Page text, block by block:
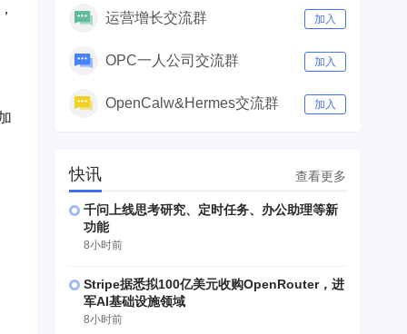
运营增长交流群 加入
OPC一人公司交流群 加入
OpenCalw&Hermes交流群 加入
快讯 查看更多
千问上线思考研究、定时任务、办公助理等新
功能
8小时前
Stripe据悉拟100亿美元收购OpenRouter，进
军AI基础设施领域
8小时前